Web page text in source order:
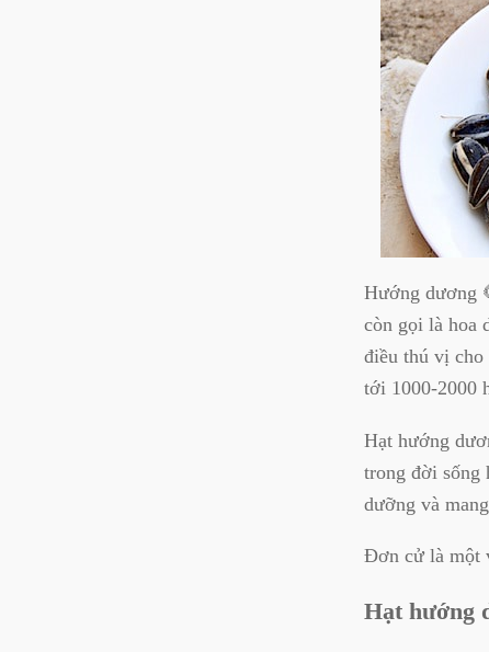
Hướng dương
còn gọi là hoa
điều thú vị cho
tới 1000-2000
Hạt hướng
trong đời sống
dưỡng và
Đơn cử là một
Hạt hướng